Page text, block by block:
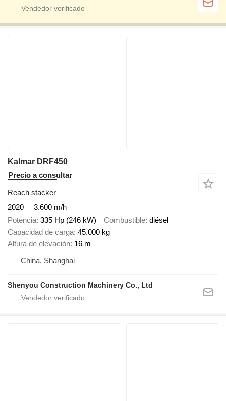
Kalmar DRF450
Precio a consultar
Reach stacker
2020
3.600 m/h
Potencia 335 Hp (246 kW) Combustible diésel
Capacidad de carga 45.000 kg
Altura de elevación 16 m
China, Shanghai
Shenyou Construction Machinery Co., Ltd